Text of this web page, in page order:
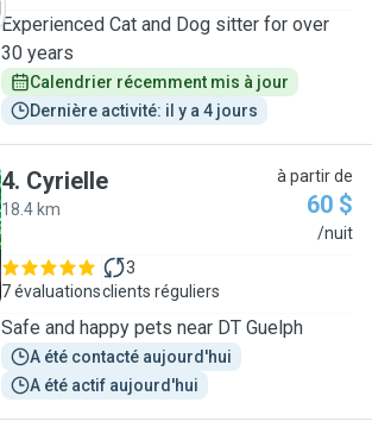
Experienced Cat and Dog sitter for over
30 years
Calendrier récemment mis à jour
Dernière activité: il y a 4 jours
4. Cyrielle
18.4 km
à partir de
60 $
/nuit
7 évaluations
3
clients réguliers
Safe and happy pets near DT Guelph
A été contacté aujourd'hui
A été actif aujourd'hui